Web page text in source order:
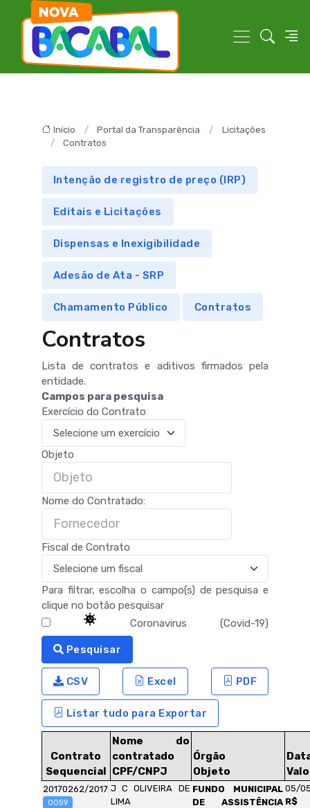
Início Portal da Transparência
Licitações
Contratos
Intenção de registro de preço (IRP)
Editais e Licitações
Dispensas e Inexigibilidade
Adesão de Ata - SRP
Chamamento Público Contratos
Contratos
Lista de contratos e aditivos firmados pela
entidade.
Campos para pesquisa
Exercício do Contrato
Objeto
Nome do Contratado:
Fiscal de Contrato
Para filtrar, escolha o campo(s) de pesquisa e
clique no botão pesquisar
Coronavirus (Covid-19)
Pesquisar
CSV Excel PDF
Listar tudo para Exportar
Contrato
Sequencial
Nome do
contratado
CPF/CNPJ
Órgão
Objeto
20170262/2017
0059
J C OLIVEIRA DE
LIMA
FUNDO MUNICIPAL
DE ASSISTÊNCIA
05/
R$